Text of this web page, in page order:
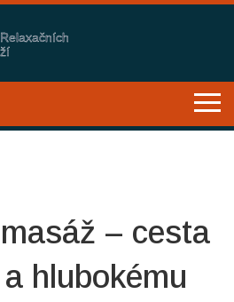
– cesta
hlubokému